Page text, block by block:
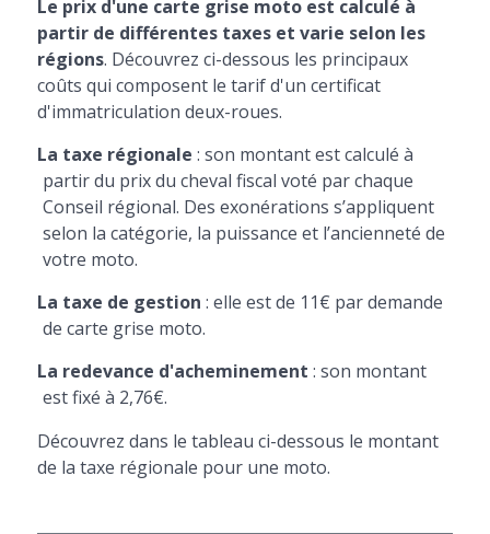
Le prix d'une carte grise moto est calculé à
partir de différentes taxes et varie selon les
régions. Découvrez ci-dessous les principaux
coûts qui composent le tarif d'un certificat
d'immatriculation deux-roues.
La taxe régionale : son montant est calculé à
partir du prix du cheval fiscal voté par chaque
Conseil régional. Des exonérations s’appliquent
selon la catégorie, la puissance et l’ancienneté de
votre moto.
La taxe de gestion : elle est de 11€ par demande
de carte grise moto.
La redevance d'acheminement : son montant
est fixé à 2,76€.
Découvrez dans le tableau ci-dessous le montant
de la taxe régionale pour une moto.